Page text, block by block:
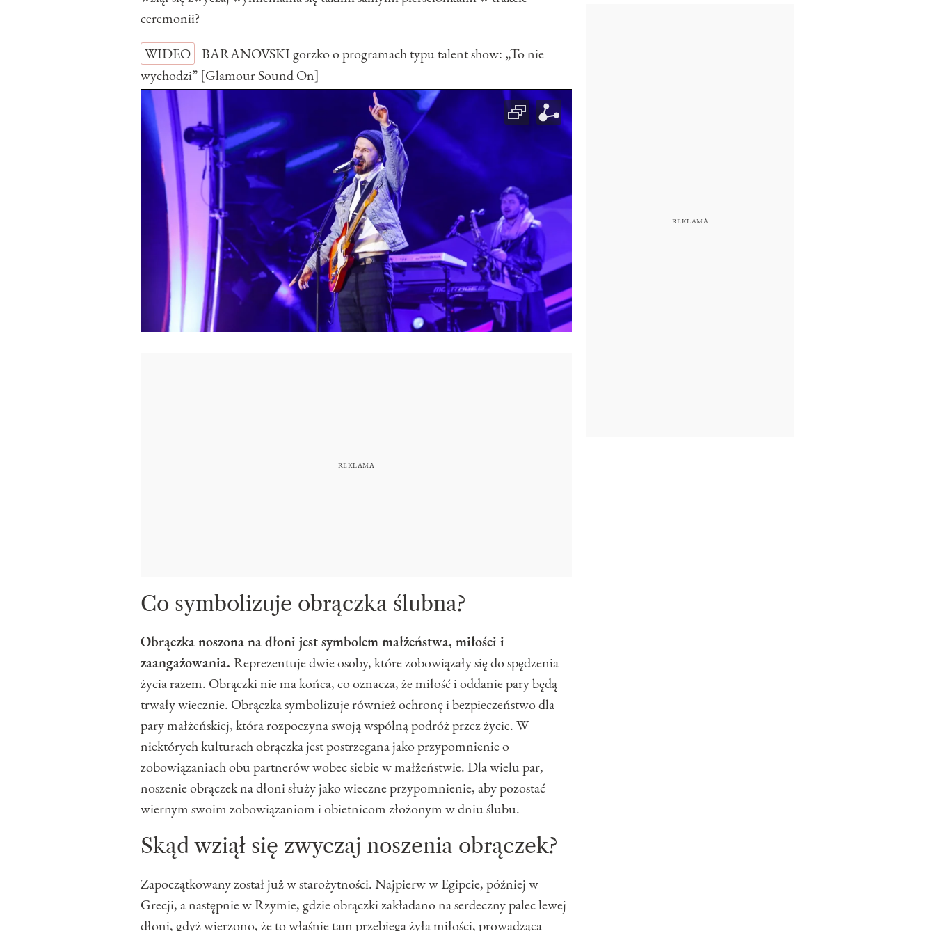
ceremonii?
WIDEO
BARANOVSKI gorzko o programach typu talent show: „To nie
wychodzi” [Glamour Sound On]
Co symbolizuje obrączka ślubna?
Obrączka noszona na dłoni jest symbolem małżeństwa, miłości i
zaangażowania. Reprezentuje dwie osoby, które zobowiązały się do spędzenia
życia razem. Obrączki nie ma końca, co oznacza, że miłość i oddanie pary będą
trwały wiecznie. Obrączka symbolizuje również ochronę i bezpieczeństwo dla
pary małżeńskiej, która rozpoczyna swoją wspólną podróż przez życie. W
niektórych kulturach obrączka jest postrzegana jako przypomnienie o
zobowiązaniach obu partnerów wobec siebie w małżeństwie. Dla wielu par,
noszenie obrączek na dłoni służy jako wieczne przypomnienie, aby pozostać
wiernym swoim zobowiązaniom i obietnicom złożonym w dniu ślubu.
Skąd wziął się zwyczaj noszenia obrączek?
Zapoczątkowany został już w starożytności. Najpierw w Egipcie, później w
Grecji, a następnie w Rzymie, gdzie obrączki zakładano na serdeczny palec lewej
dłoni, gdyż wierzono, że to właśnie tam przebiega żyła miłości, prowadząca